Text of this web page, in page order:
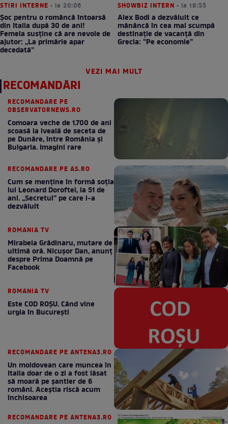
STIRI INTERNE • la 20:06
Șoc pentru o româncă întoarsă
din Italia după 30 de ani!
Femeia susține că are nevoie de
ajutor: „La primărie apar
decedată”
SHOWBIZ INTERN • la 19:55
Alex Bodi a dezvăluit ce
mănâncă în cea mai scumpă
destinație de vacanță din
Grecia: ”Pe economie”
VEZI MAI MULT
RECOMANDĂRI
RECOMANDARE PE
OBSERVATORNEWS.RO
Comoara veche de 1.700 de ani
scoasă la iveală de seceta de
pe Dunăre, între România şi
Bulgaria. Imagini rare
RECOMANDARE PE AS.RO
Cum se menţine în formă soţia
lui Leonard Doroftei, la 51 de
ani. „Secretul” pe care l-a
dezvăluit
ROMANIA TV
Mirabela Grădinaru, mutare de
ultimă oră. Nicuşor Dan, anunţ
despre Prima Doamnă pe
Facebook
ROMANIA TV
Este COD ROŞU. Când vine
urgia în Bucureşti
RECOMANDARE PE ANTENA3.RO
Un moldovean care muncea în
Italia doar de o zi a fost lăsat
să moară pe şantier de 6
români. Aceștia riscă acum
închisoarea
RECOMANDARE PE ANTENA3.RO